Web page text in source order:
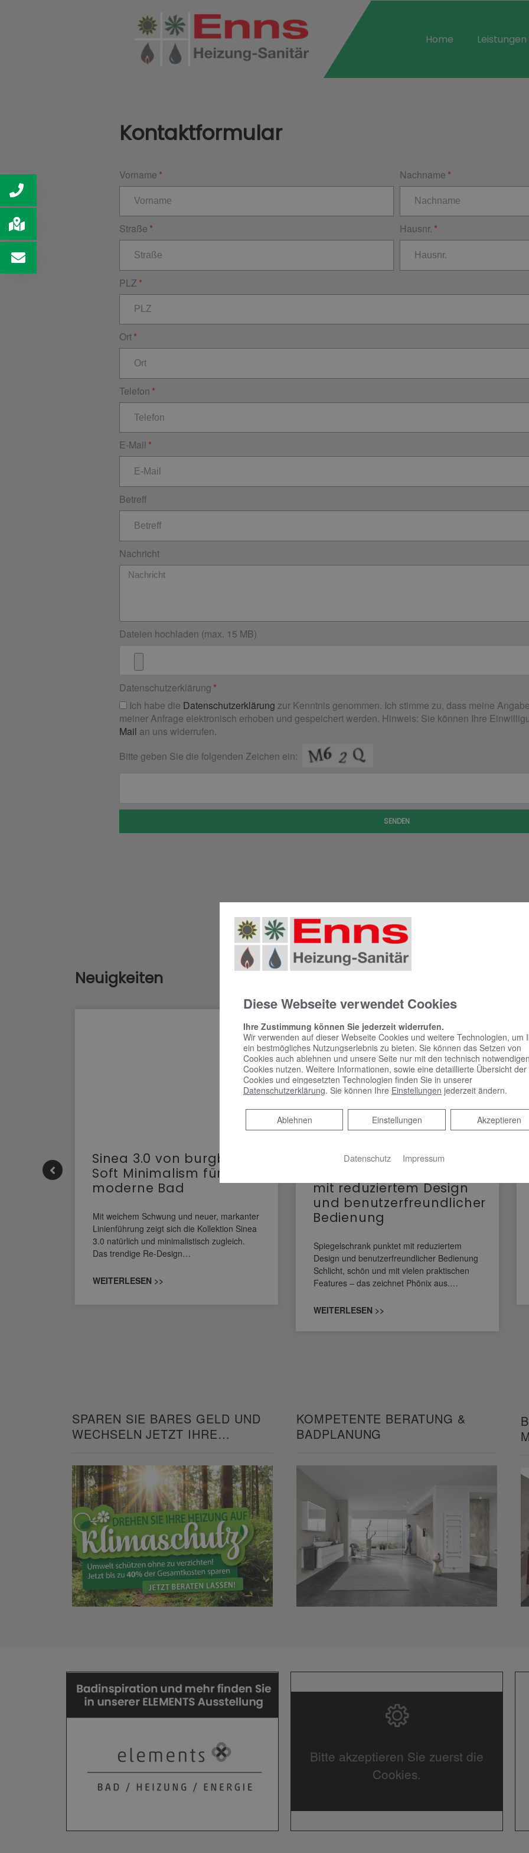
Home Leistungen
Kontaktformular
Vorname Nachname
Straße Hausnr.
PLZ
Ort
Telefon
E-Mail
Betreff
Nachricht
Dateien hochladen (max. 15 MB)
Datenschutzerklärung
Ich habe die Datenschutzerklärung zur Kenntnis genommen. Ich stimme zu, dass meine
meiner Anfrage elektronisch erhoben und gespeichert werden. Hinweis: Sie können Ihre
Mail an uns widerrufen.
Bitte geben Sie die folgenden Zeichen ein:
SENDEN
Neuigkeiten
Sinea 3.0 von burgbad:
Soft Minimalism für das
moderne Bad
Mit weichem Schwung und neuer, markanter
Linienführung zeigt sich die Kollektion Sinea
3.0 natürlich und minimalistisch zugleich.
Das trendige Re-Design…
WEITERLESEN >>
KEUCO PHÖNIX –
mit reduziertem Design
und benutzerfreundlicher
Bedienung
Spiegelschrank punktet mit reduziertem
Design und benutzerfreundlicher Bedienung
Schlicht, schön und mit vielen praktischen
Features – das zeichnet Phönix aus.…
WEITERLESEN >>
SPAREN SIE BARES GELD UND
WECHSELN JETZT IHRE
KOMPETENTE BERATUNG &
BADPLANUNG
Bitte akzeptieren Sie zuerst die
Cookies.
Diese Webseite verwendet Cookies
Ihre Zustimmung können Sie jederzeit widerrufen.
Wir verwenden auf dieser Webseite Cookies und weitere Technologien, um
ein bestmögliches Nutzungserlebnis zu bieten. Sie können das Setzen von
Cookies auch ablehnen und unsere Seite nur mit den technisch notwendigen
Cookies nutzen. Weitere Informationen, sowie eine detaillierte Übersicht der
Cookies und eingesetzten Technologien finden Sie in unserer
Datenschutzerklärung. Sie können Ihre Einstellungen jederzeit ändern.
Akzeptieren
Einstellungen
Ablehnen
Ablehnen
Datenschutz Impressum